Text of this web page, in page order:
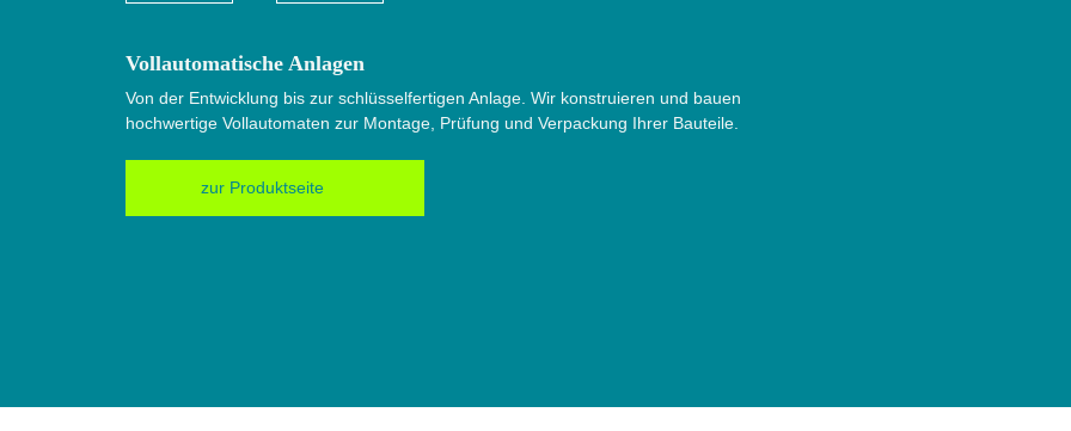
Vollautomatische Anlagen
Von der Entwicklung bis zur schlüsselfertigen Anlage. Wir konstruieren und bauen
hochwertige Vollautomaten zur Montage, Prüfung und Verpackung Ihrer Bauteile.
zur Produktseite